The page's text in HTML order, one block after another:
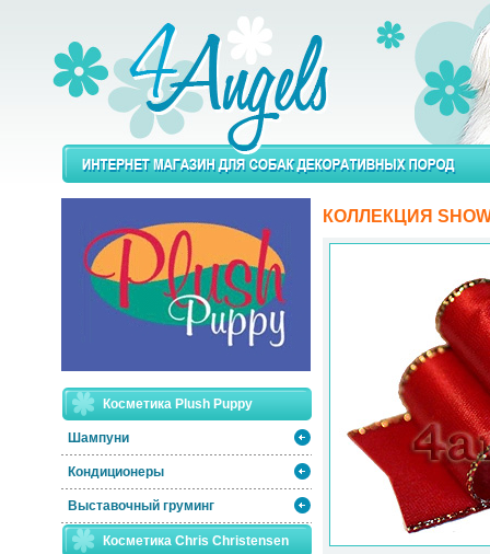
Косметика Plush Puppy
Шампуни
Кондиционеры
Выставочный груминг
Косметика Chris Christensen
КОЛЛЕКЦИЯ